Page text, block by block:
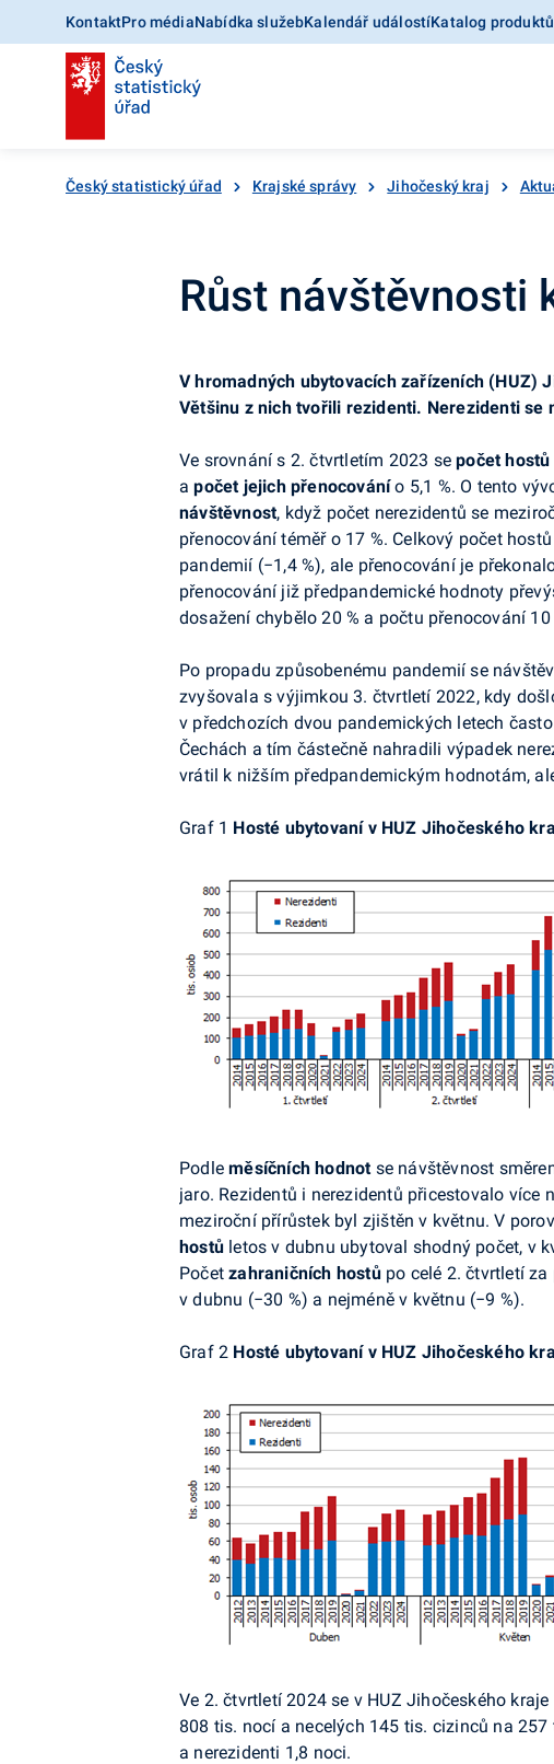
KontaktPro médiaNabídka služebKalendář událostíKatalog produktů
Český statistický úřad Krajské správy Jihočeský kraj
Růst návštěvnosti
V hromadných ubytovacích zařízeních (HUZ)
Většinu z nich tvořili rezidenti. Nerezidenti se
Ve srovnání s 2. čtvrtletím 2023 sepočet hostů
apočet jejich přenocovánío 5,1 %. O tento
návštěvnost, když počet nerezidentů se
přenocování téměř o 17 %. Celkový počet
pandemií (−1,4 %), ale přenocování je
přenocování již předpandemické hodnoty
dosažení chybělo 20 % a počtu přenocování 10
Po propadu způsobenému pandemií se
zvyšovala s výjimkou 3. čtvrtletí 2022, kdy
v předchozích dvou pandemických letech
Čechách a tím částečně nahradili výpadek
vrátil k nižším předpandemickým hodnotám,
Graf 1 Hosté ubytovaní v HUZ Jihočeského
Podleměsíčních hodnotse návštěvnost
jaro. Rezidentů i nerezidentů přicestovalo více
meziroční přírůstek byl zjištěn v květnu. V
hostů letos v dubnu ubytoval shodný počet, v
Početzahraničních hostůpo celé 2. čtvrtletí za
v dubnu (−30 %) a nejméně v květnu (−9 %).
Graf 2 Hosté ubytovaní v HUZ Jihočeského
Ve 2. čtvrtletí 2024 se v HUZ Jihočeského
808 tis. nocí a necelých 145 tis. cizinců na
a nerezidenti 1,8 noci.